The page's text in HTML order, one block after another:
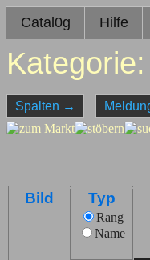
Catal0g Hilfe
Kategorie:
Spalten →
Bild Typ
Rang
Name